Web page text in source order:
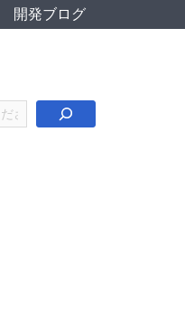
開発ブログ